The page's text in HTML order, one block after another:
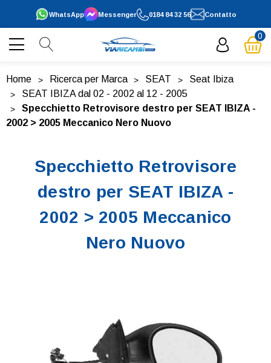
0184 84 32 56
WhatsApp Contatto
Messenger
0
Home Ricerca per Marca SEAT
Seat Ibiza
SEAT IBIZA dal 02 - 2002 al 12 - 2005
Specchietto Retrovisore destro per SEAT IBIZA -
2002 > 2005 Meccanico Nero Nuovo
Specchietto Retrovisore
destro per SEAT IBIZA -
2002 > 2005 Meccanico
Nero Nuovo